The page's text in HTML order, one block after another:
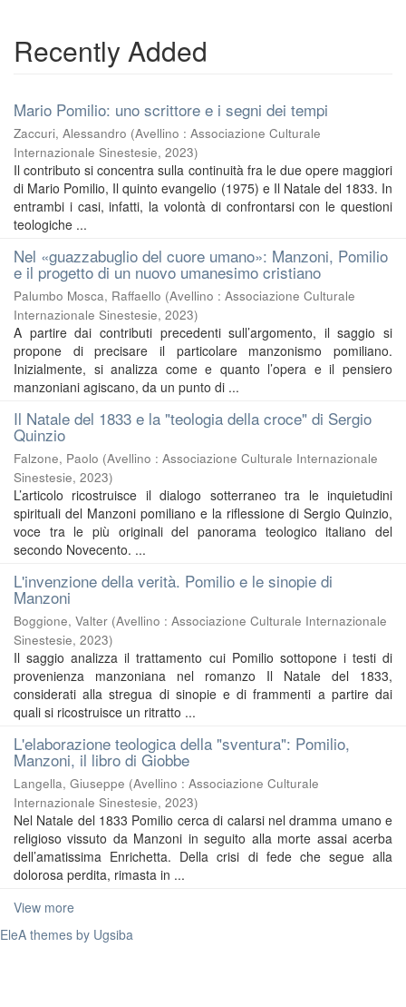
Recently Added
Mario Pomilio: uno scrittore e i segni dei tempi
Zaccuri, Alessandro (Avellino : Associazione Culturale
Internazionale Sinestesie, 2023)
Il contributo si concentra sulla continuità fra le due opere maggiori
di Mario Pomilio, Il quinto evangelio (1975) e Il Natale del 1833. In
entrambi i casi, infatti, la volontà di confrontarsi con le questioni
teologiche ...
Nel «guazzabuglio del cuore umano»: Manzoni, Pomilio
e il progetto di un nuovo umanesimo cristiano
Palumbo Mosca, Raffaello (Avellino : Associazione Culturale
Internazionale Sinestesie, 2023)
A partire dai contributi precedenti sull’argomento, il saggio si
propone di precisare il particolare manzonismo pomiliano.
Inizialmente, si analizza come e quanto l’opera e il pensiero
manzoniani agiscano, da un punto di ...
Il Natale del 1833 e la "teologia della croce" di Sergio
Quinzio
Falzone, Paolo (Avellino : Associazione Culturale Internazionale
Sinestesie, 2023)
L’articolo ricostruisce il dialogo sotterraneo tra le inquietudini
spirituali del Manzoni pomiliano e la riflessione di Sergio Quinzio,
voce tra le più originali del panorama teologico italiano del
secondo Novecento. ...
L'invenzione della verità. Pomilio e le sinopie di
Manzoni
Boggione, Valter (Avellino : Associazione Culturale Internazionale
Sinestesie, 2023)
Il saggio analizza il trattamento cui Pomilio sottopone i testi di
provenienza manzoniana nel romanzo Il Natale del 1833,
considerati alla stregua di sinopie e di frammenti a partire dai
quali si ricostruisce un ritratto ...
L'elaborazione teologica della "sventura": Pomilio,
Manzoni, il libro di Giobbe
Langella, Giuseppe (Avellino : Associazione Culturale
Internazionale Sinestesie, 2023)
Nel Natale del 1833 Pomilio cerca di calarsi nel dramma umano e
religioso vissuto da Manzoni in seguito alla morte assai acerba
dell’amatissima Enrichetta. Della crisi di fede che segue alla
dolorosa perdita, rimasta in ...
View more
EleA themes by Ugsiba